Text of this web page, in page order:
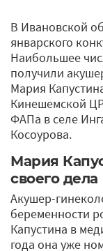
В Ивановской
январского
Наибольшее
получили
Мария
Кинешемской
ФАПа в селе
Косоурова.
Мария
своего дела
Акушер-
беременности
Капустина в
года она уже